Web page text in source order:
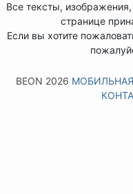
Все тексты,
странице
Если вы хотите
BEON 2026